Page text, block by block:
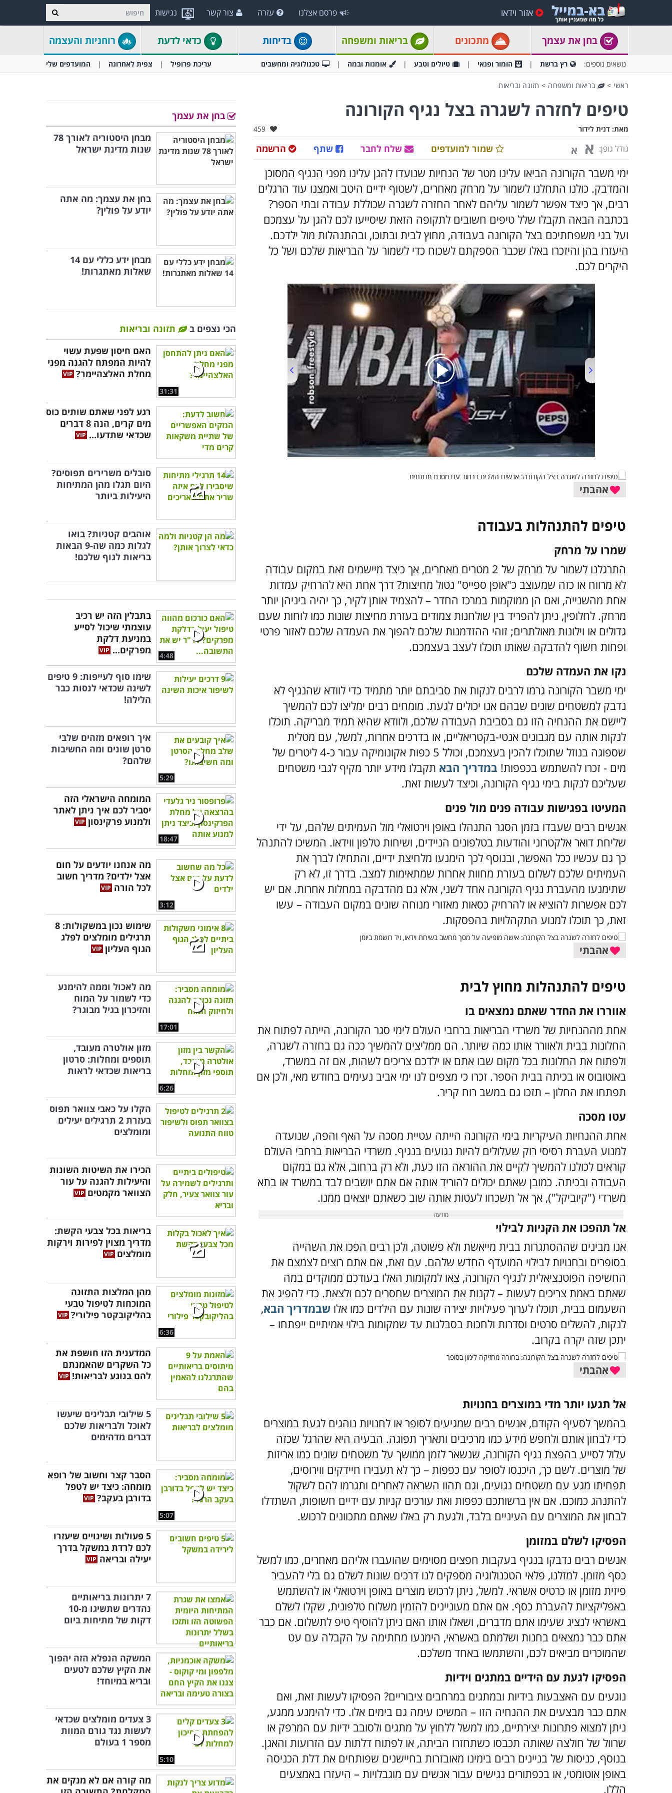
נגישות אזור וידאו פרסם אצלנו עזרה צור קשר
בחן את עצמך מתכונים בריאות ומשפחה בדיחות כדאי לדעת רוחניות והעצמה
נושאים נוספים: רץ ברשת הומור ופנאי טיולים וטבע אומנות ובמה טכנולוגיה ומחשבים עריכת פרופיל צפית לאחרונה המועדפים שלי
ראשי > בריאות ומשפחה > תזונה ובריאות
טיפים לחזרה לשגרה בצל נגיף הקורונה
מאת: דנית לידור אהבו:
459
גודל גופן: א א הרשמה שתף שלח לחבר שמור למועדפים
ימי משבר הקורונה הביאו עלינו מטר של הנחיות שנועדו להגן עלינו מפני הנגיף המסוכן
והמדבק. כולנו התחלנו לשמור על מרחק מאחרים, לשטוף ידיים היטב ואמצנו עוד הרגלים
רבים, אך כיצד אפשר לשמור עליהם לאחר החזרה לשגרה שכוללת עבודה ובתי הספר?
בכתבה הבאה תקבלו שלל טיפים חשובים לתקופה הזאת שיסייעו לכם להגן על עצמכם
ועל בני משפחתיכם בצל הקורונה בעבודה, מחוץ לבית ובתוכו, ובהתנהלות מול ילדכם.
היעזרו בהן והיזכרו באלו שכבר הספקתם לשכוח כדי לשמור על הבריאות שלכם ושל כל
היקרים לכם.
00:00/01:06
אהבתי
טיפים להתנהלות בעבודה
שמרו על מרחק
התרגלנו לשמור על מרחק של 2 מטרים מאחרים, אך כיצד מיישמים זאת במקום עבודה
לא מרווח או כזה שמעוצב כ"אופן ספייס" נטול מחיצות? דרך אחת היא להרחיק עמדות
אחת מהשנייה, ואם הן ממוקמות במרכז החדר – להצמיד אותן לקיר, כך יהיה ביניהן יותר
מרחק. לחלופין, ניתן להפריד בין שולחנות צמודים בעזרת מחיצות שונות כמו לוחות שעם
גדולים או וילונות מאולתרים; זוהי ההזדמנות שלכם להפוך את העמדה שלכם לאזור פרטי
ופחות חשוף להדבקה שאותו תוכלו לעצב בעצמכם.
נקו את העמדה שלכם
ימי משבר הקורונה גרמו לרבים לנקות את סביבתם יותר מתמיד כדי לוודא שהנגיף לא
נדבק למשטחים שונים שבהם אנו יכולים לגעת. מומחים רבים ימליצו לכם להמשיך
ליישם את ההנחיה הזו גם בסביבת העבודה שלכם, ולוודא שהיא תמיד מבריקה. תוכלו
לנקות אותה עם מגבונים אנטי-בקטריאליים, או בדרכים אחרות, למשל, עם מטלית
שספוגה בנוזל שתוכלו להכין בעצמכם, וכולל 5 כפות אקונומיקה עבור כ-4 ליטרים של
מים - זכרו להשתמש בכפפות! במדריך הבא תקבלו מידע יותר מקיף לגבי משטחים
שעליכם לנקות בימי נגיף הקורונה, וכיצד לעשות זאת.
המעיטו בפגישות עבודה פנים מול פנים
אנשים רבים שעבדו בזמן הסגר התנהלו באופן וירטואלי מול העמיתים שלהם, על ידי
שליחת דואר אלקטרוני והודעות בטלפונים הניידים, ושיחות טלפון ווידאו. המשיכו להתנהל
כך גם עכשיו ככל האפשר, ובנוסף לכך הימנעו מלחיצת ידיים, והתחילו לברך את
העמיתים שלכם לשלום בעזרת מחוות אחרות שמתאימות למצב. בדרך זו, לא רק
שתימנעו מהעברת נגיף הקורונה אחד לשני, אלא גם מהדבקה במחלות אחרות. אם יש
לכם אפשרות להוציא או להרחיק כסאות מאזורי מנוחה שונים במקום העבודה – עשו
זאת, כך תוכלו למנוע התקהלויות בהפסקות.
אהבתי
טיפים להתנהלות מחוץ לבית
אווררו את החדר שאתם נמצאים בו
אחת מההנחיות של משרדי הבריאות ברחבי העולם לימי סגר הקורונה, הייתה לפתוח את
החלונות בבית ולאוורר אותו כמה שיותר. הם ממליצים להמשיך ככה גם בחזרה לשגרה,
ולפתוח את החלונות בכל מקום שבו אתם או ילדכם צריכים לשהות, אם זה במשרד,
באוטובוס או בכיתה בבית הספר. זכרו כי מצפים לנו ימי אביב נעימים בחודש מאי, ולכן אם
תפתחו את החלון – תזכו גם במשב רוח קריר.
עטו מסכה
אחת ההנחיות העיקריות בימי הקורונה הייתה עטיית מסכה על האף והפה, שנועדה
למנוע העברת רסיסי רוק שעלולים להיות נגועים בנגיף. משרדי הבריאות ברחבי העולם
קוראים לכולנו להמשיך לקיים את ההוראה הזו כעת, ולא רק ברחוב, אלא גם במקום
העבודה ובכיתה. כמובן שאתם יכולים להוריד אותה אם אתם יושבים לבד במשרד או בתא
משרדי ("קיוביקל"), אך אל תשכחו לעטות אותה שוב כשאתם יוצאים ממנו.
אל תהפכו את הקניות לבילוי
אנו מבינים שההסתגרות בבית מייאשת ולא פשוטה, ולכן רבים הפכו את השהייה
בסופרים ובחנויות לבילוי המועדף החדש שלהם. עם זאת, אם אתם רוצים לצמצם את
החשיפה הפוטנציאלית לנגיף הקורונה, צאו למקומות האלו בעודכם ממוקדים במה
שאתם באמת צריכים לעשות – לקנות את המוצרים שחסרים לכם ולצאת. כדי להפיג את
השעמום בבית, תוכלו לערוך פעילויות יצירה שונות עם הילדים כמו אלו שבמדריך הבא,
לנקות, להשלים סרטים וסדרות ולחכות בסבלנות עד שמקומות בילוי אמיתיים ייפתחו –
יתכן שזה יקרה בקרוב.
אהבתי
אל תגעו יותר מדי במוצרים בחנויות
בהמשך לסעיף הקודם, אנשים רבים שמגיעים לסופר או לחנויות נוהגים לגעת במוצרים
כדי לבחון אותם ולחפש מידע כמו מרכיבים ותאריך תפוגה. הבעיה היא שהרגל שכזה
עלול לסייע בהפצת נגיף הקורונה, שנשאר לזמן ממושך על משטחים שונים כמו אריזות
של מוצרים. לשם כך, היכנסו לסופר עם כפפות – כך לא תעבירו חיידקים ווירוסים,
תפחיתו מגע עם משטחים נגועים, וגם תהוו השראה לאחרים ותגרמו להם לשקול
להתנהג כמוכם. אם אין ברשותכם כפפות ואת עורכים קניות עם ידיים חשופות, השתדלו
לבחון את המוצרים עם העיניים בלבד, ולגעת רק באלו שאתם מתכוונים לרכוש.
הפסיקו לשלם במזומן
אנשים רבים נדבקו בנגיף בעקבות חפצים מסוימים שהועברו אליהם מאחרים, כמו למשל
כסף מזומן. למזלנו, פלאי הטכנולוגיה מספקים לנו דרכים שונות לשלם גם בלי להעביר
פיזית מזומן או כרטיס אשראי. למשל, ניתן לרכוש מוצרים באופן וירטואלי או להשתמש
באפליקציות להעברת כסף. אם אתם מעוניינים להזמין משלוח טלפונית, שקלו לשלם
באשראי לנציג שעימו אתם מדברים, ושאלו אותו האם ניתן להוסיף טיפ לתשלום. אם כבר
אתם כבר נמצאים בחנות ושלמתם באשראי, הימנעו מחתימה על הקבלה עם עט
שהמוכרים מביאים לכם, והשתמשו באחד משלכם.
הפסיקו לגעת עם הידיים במתגים וידיות
נוגעים עם האצבעות בידיות ובמתגים במרחבים ציבוריים? הפסיקו לעשות זאת, ואם
אתם כבר מבצעים את ההנחיה הזו – המשיכו עימה גם בימים אלו. כדי להימנע ממגע,
ניתן למצוא פתרונות יצירתיים, כמו למשל ללחוץ על מתגים ולסובב ידיות עם המרפק או
שרוול של חולצה שאותה תכבסו כשתחזרו הביתה, או לפתוח דלתות עם הזרועות והאגן.
בנוסף, כניסות של בניינים רבים בימינו מאובזרות בחיישנים שפותחים את דלת הכניסה
באופן אוטומטי, או בכפתורים נגישים עבור אנשים עם מוגבלויות – היעזרו באמצעים
הללו.
בחן את עצמך
מבחן היסטוריה לאורך 78
שנות מדינת ישראל
בחן את עצמך: מה אתה
יודע על פולין?
מבחן ידע כללי עם 14
שאלות מאתגרות!
הכי נצפים ב תזונה ובריאות
31:31
האם חיסון שפעת עשוי
להיות המפתח להגנה מפני
מחלת האלצהיימר?
רגע לפני שאתם שותים כוס
מים קרים, הנה 8 דברים
שכדאי שתדעו...
סובלים משרירים תפוסים?
היום תגלו מהן המתיחות
היעילות ביותר
אוהבים קטניות? בואו
לגלות כמה שה-9 הבאות
בריאות לגוף שלכם!
4:48
בתבלין הזה יש רכיב
עוצמתי שיכול לסייע
במניעת דלקת
מפרקים...
שימו סוף לעייפות: 9 טיפים
לשינה שכדאי לנסות כבר
הלילה!
5:29
איך רופאים מזהים שלבי
סרטן שונים ומה החשיבות
שלהם?
18:47
המומחה הישראלי הזה
יסביר לכם איך ניתן לאתר
ולמנוע פרקינסון
3:12
מה אנחנו יודעים על חום
אצל ילדים? מדריך חשוב
לכל הורה
שימוש נכון במשקולות: 8
תרגילים מומלצים לפלג
הגוף העליון
17:01
מה לאכול וממה להימנע
כדי לשמור על המוח
והזיכרון בגיל מבוגר?
6:26
מזון אולטרה מעובד,
תוספים ומחלות: סרטון
בריאות שכדאי לראות
הקלו על כאבי צוואר תפוס
בעזרת 2 תרגילים יעילים
ומומלצים
הכירו את השיטות השונות
והיעילות להגנה על עור
הצוואר מקמטים
בריאות בכל צבעי הקשת:
מדריך מצוין לפירות וירקות
מומלצים
6:36
מהן המלצות התזונה
המוכחות לטיפול טבעי
בהליקובקטר פילורי?
המדענית הזו חושפת את
כל השקרים שהאמנתם
להם בנוגע לבריאות!
5 שילובי תבלינים שיעשו
לאוכל ולבריאות שלכם
דברים מדהימים
5:07
הסבר קצר וחשוב של רופא
מומחה: כיצד יש לטפל
בדורבן בעקב?
5 פעולות ושינויים שיעזרו
לכם לרדת במשקל בדרך
יעילה ובריאה
7 יתרונות בריאותיים
נהדרים שתשיגו מ-10
דקות של מתיחות ביום
המשקה הנפלא הזה יהפוך
את הקיץ שלכם לטעים
ובריא במיוחד!
5:10
3 צעדים מומלצים שכדאי
לעשות נגד גורם המוות
מספר 1 בעולם
מה קורה אם לא מנקים את